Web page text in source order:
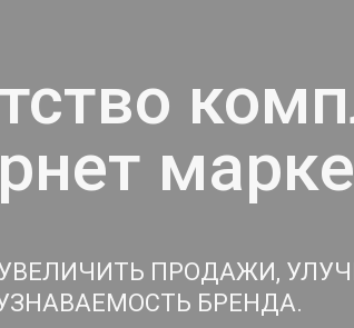
ПРОДАЖИ,
БРЕНДА.